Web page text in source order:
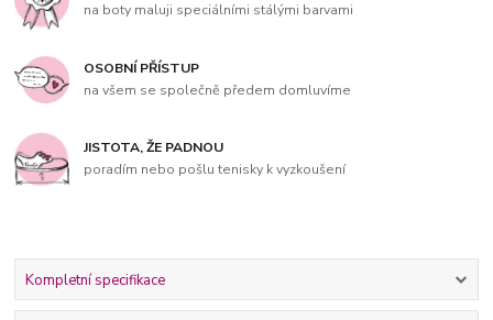
na boty maluji speciálními stálými barvami
OSOBNÍ PŘÍSTUP
na všem se společně předem domluvíme
JISTOTA, ŽE PADNOU
poradím nebo pošlu tenisky k vyzkoušení
Kompletní specifikace